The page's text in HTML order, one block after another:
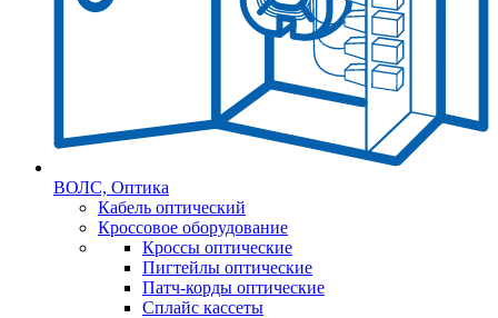
ВОЛС, Оптика
Кабель оптический
Кроссовое оборудование
Кроссы оптические
Пигтейлы оптические
Патч-корды оптические
Сплайс кассеты